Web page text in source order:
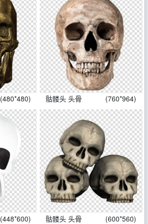
(480*480) 骷髅头 头骨 (760*964)
(448*600) 骷髅头 头骨 (600*560)